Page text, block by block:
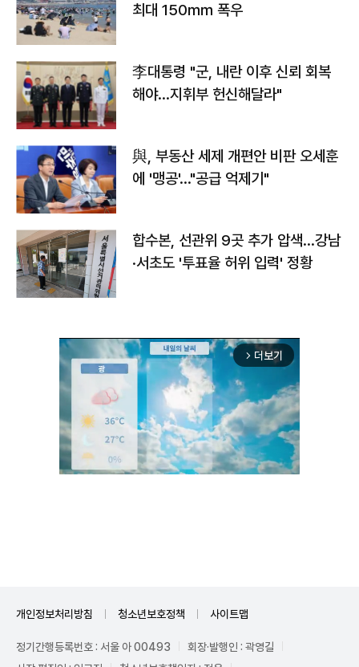
최대 150㎜ 폭우
李대통령 "군, 내란 이후 신뢰 회복
해야…지휘부 헌신해달라"
與, 부동산 세제 개편안 비판 오세훈
에 '맹공'…"공급 억제기"
합수본, 선관위 9곳 추가 압색…강남
·서초도 '투표율 허위 입력' 정황
arrow_forward_ios 더보기
개인정보처리방침 청소년보호정책 사이트맵
정기간행등록번호 : 서울 아 00493
회장·발행인 : 곽영길